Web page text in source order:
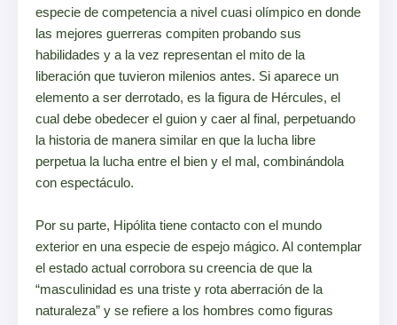
especie de competencia a nivel cuasi olímpico en donde
las mejores guerreras compiten probando sus
habilidades y a la vez representan el mito de la
liberación que tuvieron milenios antes. Si aparece un
elemento a ser derrotado, es la figura de Hércules, el
cual debe obedecer el guion y caer al final, perpetuando
la historia de manera similar en que la lucha libre
perpetua la lucha entre el bien y el mal, combinándola
con espectáculo.
Por su parte, Hipólita tiene contacto con el mundo
exterior en una especie de espejo mágico. Al contemplar
el estado actual corrobora su creencia de que la
“masculinidad es una triste y rota aberración de la
naturaleza” y se refiere a los hombres como figuras